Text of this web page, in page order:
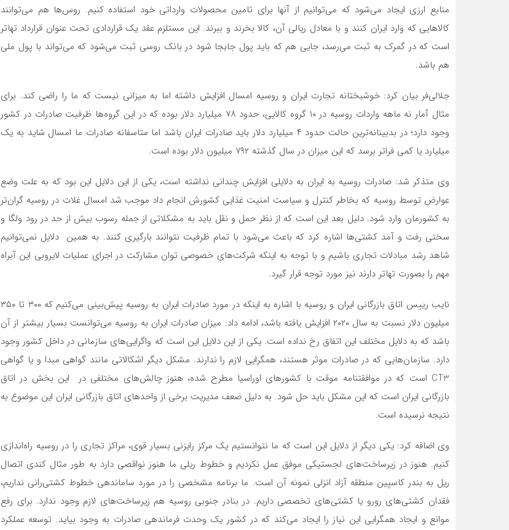
منابع ارزی ایجاد می‌شود که می‌توانیم از آنها برای تامین محصولات وارداتی خود استفاده کنیم. روس‌ها هم می‌توانند
کالاهایی که وارد ایران کنند و با معادل ریالی آن، کالا بخرند و ببرند. این مستلزم عقد یک قراردادی تحت عنوان قرارداد تهاتر
است که در گمرک به ثبت می‌رسد، جایی هم که باید پول جابجا شود در بانک روسی ثبت می‌شود که می‌تواند با پول ملی
هم باشد.
جلالی‌فر بیان کرد: خوشبختانه تجارت ایران و روسیه امسال افزایش داشته اما به میزانی نیست که ما را راضی کند. برای
مثال آمار نه ماهه واردات روسیه در ۱۰ گروه کالایی، حدود ۷۸ میلیارد دلار بوده که در این گروه‌ها ظرفیت صادرات در کشور
وجود دارد؛ در بدبینانه‌ترین حالت حدود ۴ میلیارد دلار باید صادرات ایران باشد اما متاسفانه صادرات ما امسال شاید به یک
میلیارد یا کمی فراتر برسد که این میزان در سال گذشته ۷۹۲ میلیون دلار بوده است.
وی متذکر شد: صادرات روسیه به ایران به دلایلی افزایش چندانی نداشته است، یکی از این دلایل این بود که به علت وضع
عوارض توسط روسیه که بخاطر کنترل و سیاست امنیت غذایی کشورش انجام داد موجب شد امسال غلات در روسیه گران‌تر
به کشورمان وارد شود. دلیل بعد این است که از نظر حمل و نقل باید به مشکلاتی از جمله رسوب بیش از حد در رود ولگا و
سختی رفت و آمد کشتی‌ها اشاره کرد که باعث می‌شود با تمام ظرفیت نتوانند بارگیری کنند. به همین دلایل نمی‌توانیم
شاهد رشد مبادلات تجاری باشیم و با توجه به اینکه شرکت‌های خصوصی توان مشارکت در اجرای عملیات لایروبی این آبراه
مهم را بصورت تهاتر دارند نیز مورد توجه قرار گیرد.
نایب رییس اتاق بازرگانی ایران و روسیه با اشاره به اینکه در مورد صادرات ایران به روسیه پیش‌بینی می‌کنیم که ۳۰۰ تا ۳۵۰
میلیون دلار نسبت به سال ۲۰۲۰ افزایش یافته باشد، ادامه داد: میزان صادرات ایران به روسیه می‌توانست بسیار بیشتر از آن
باشد که به دلایل مختلف این اتفاق رخ نداده است. یکی از این دلایل این است که واگرایی‌های سازمانی در داخل کشور وجود
دارد. سازمان‌هایی که در صادرات موثر هستند، همگرایی لازم را ندارند. مشکل دیگر اشکالاتی مانند گواهی مبدا و یا گواهی
CT3 است که در موافقتنامه موقت با کشورهای اوراسیا مطرح شده، هنوز چالش‌های مختلفی در این بخش در اتاق
بازرگانی ایران است که این مشکل باید حل شود. به دلیل ضعف مدیریت برخی از واحدهای اتاق بازرگانی ایران این موضوع به
نتیجه نرسیده است.
وی اضافه کرد: یکی دیگر از دلایل این است که ما نتوانستیم یک مرکز رایزنی بسیار قوی، مراکز تجاری را در روسیه راه‌اندازی
کنیم. هنوز در زیرساخت‌های لجستیکی موفق عمل نکردیم و خطوط ریلی ما هنوز نواقصی دارد به طور مثال کندی اتصال
ریل به بندر کاسپین منطقه آزاد انزلی نمونه آن است. ما برنامه مشخصی را در مورد ساماندهی خطوط کشتی‌رانی نداریم،
فقدان کشتی‌های رورو یا کشتی‌های تخصصی داریم. در بنادر جنوبی روسیه هم زیرساخت‌های لازم وجود ندارد. برای رفع
موانع و ایجاد همگرایی این نیاز را ایجاد می‌کند که در کشور یک وحدت فرماندهی صادرات به وجود بیاید. توسعه عملکرد